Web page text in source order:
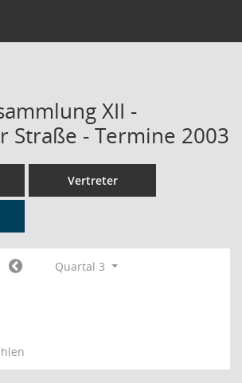
XII -
Straße - Termine 2003
Vertreter
Quartal 3